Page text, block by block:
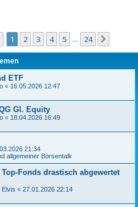
Seite 1von 24
1 2 3 4 5 24
ETF
« 16.05.2026 12:47
Gl. Equity
« 18.04.2026 16:49
21:34
allgemeiner Börsentalk
Fonds drastisch abgewertet
Elvis « 27.01.2026 22:14